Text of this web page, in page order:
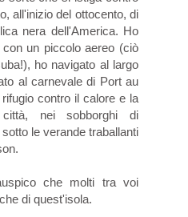
all'inizio del ottocento, di
nera dell'America. Ho
un piccolo aereo (ciò
ho navigato al largo
al carnevale di Port au
contro il calore e la
nei sobborghi di
le verande traballanti
che molti tra voi
di quest'isola.